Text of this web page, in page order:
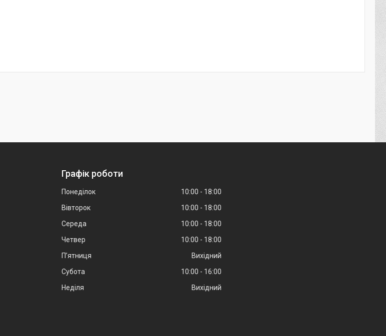
Графік роботи
Понеділок 10:00
18:00
Вівторок
10:00
18:00
Середа
10:00
18:00
Четвер
10:00
18:00
Пʼятниця
Вихідний
Субота
10:00
16:00
Неділя
Вихідний